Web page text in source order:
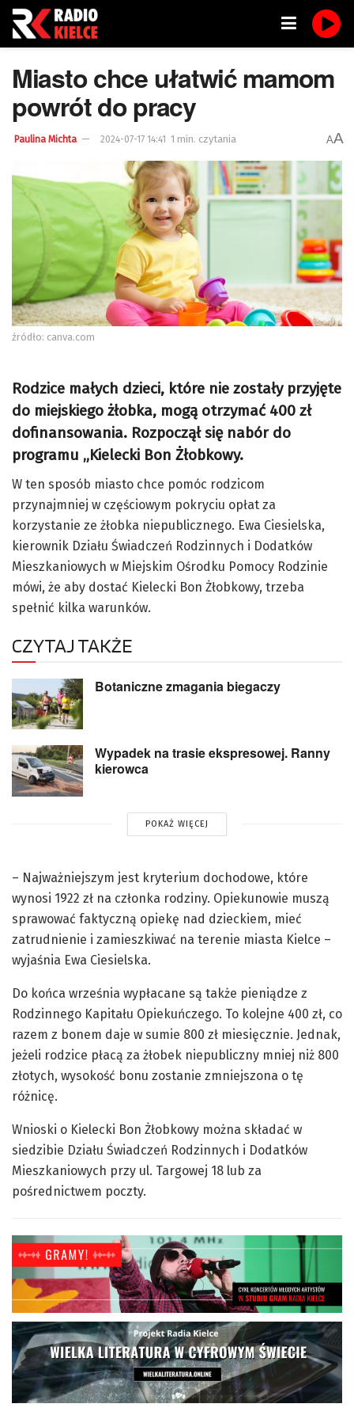
Miasto chce ułatwić mamom
powrót do pracy
Paulina Michta 2024-07-17 14:41 1 min. czytania AA
źródło: canva.com
Rodzice małych dzieci, które nie zostały przyjęte
do miejskiego żłobka, mogą otrzymać 400 zł
dofinansowania. Rozpoczął się nabór do
programu „Kielecki Bon Żłobkowy.
W ten sposób miasto chce pomóc rodzicom
przynajmniej w częściowym pokryciu opłat za
korzystanie ze żłobka niepublicznego. Ewa Ciesielska,
kierownik Działu Świadczeń Rodzinnych i Dodatków
Mieszkaniowych w Miejskim Ośrodku Pomocy Rodzinie
mówi, że aby dostać Kielecki Bon Żłobkowy, trzeba
spełnić kilka warunków.
CZYTAJ TAKŻE
Botaniczne zmagania biegaczy
Wypadek na trasie ekspresowej. Ranny
kierowca
POKAŻ WIĘCEJ
– Najważniejszym jest kryterium dochodowe, które
wynosi 1922 zł na członka rodziny. Opiekunowie muszą
sprawować faktyczną opiekę nad dzieckiem, mieć
zatrudnienie i zamieszkiwać na terenie miasta Kielce –
wyjaśnia Ewa Ciesielska.
Do końca września wypłacane są także pieniądze z
Rodzinnego Kapitału Opiekuńczego. To kolejne 400 zł, co
razem z bonem daje w sumie 800 zł miesięcznie. Jednak,
jeżeli rodzice płacą za żłobek niepubliczny mniej niż 800
złotych, wysokość bonu zostanie zmniejszona o tę
różnicę.
Wnioski o Kielecki Bon Żłobkowy można składać w
siedzibie Działu Świadczeń Rodzinnych i Dodatków
Mieszkaniowych przy ul. Targowej 18 lub za
pośrednictwem poczty.